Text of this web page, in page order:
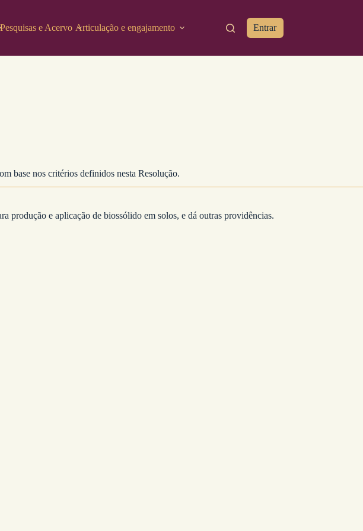
Pesquisas e Acervo Articulação e engajamento Entrar
base nos critérios definidos nesta Resolução.
e aplicação de biossólido em solos, e dá outras providências.